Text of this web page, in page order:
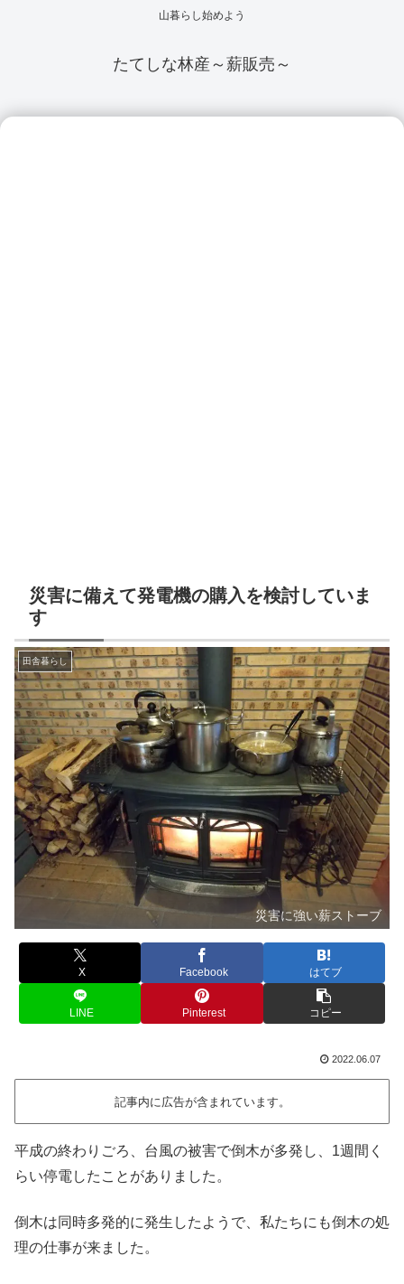
山暮らし始めよう
たてしな林産～薪販売～
災害に備えて発電機の購入を検討していま
す
田舎暮らし
災害に強い薪ストーブ
X Facebook はてブ
LINE Pinterest コピー
2022.06.07
記事内に広告が含まれています。
平成の終わりごろ、台風の被害で倒木が多発し、1週間く
らい停電したことがありました。
倒木は同時多発的に発生したようで、私たちにも倒木の処
理の仕事が来ました。